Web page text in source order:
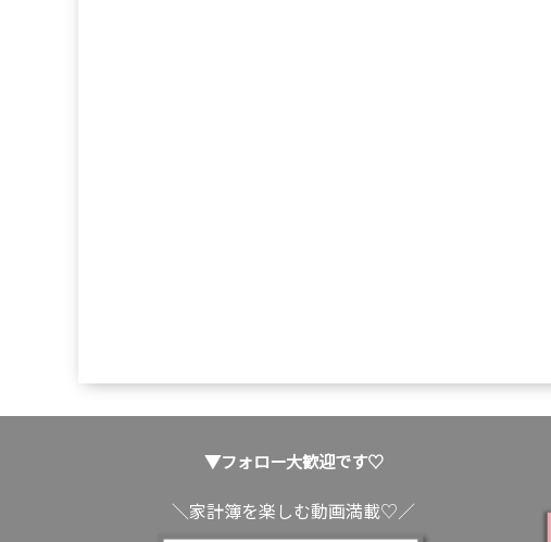
▼フォロー大歓迎です♡
＼家計簿を楽しむ動画満載♡／